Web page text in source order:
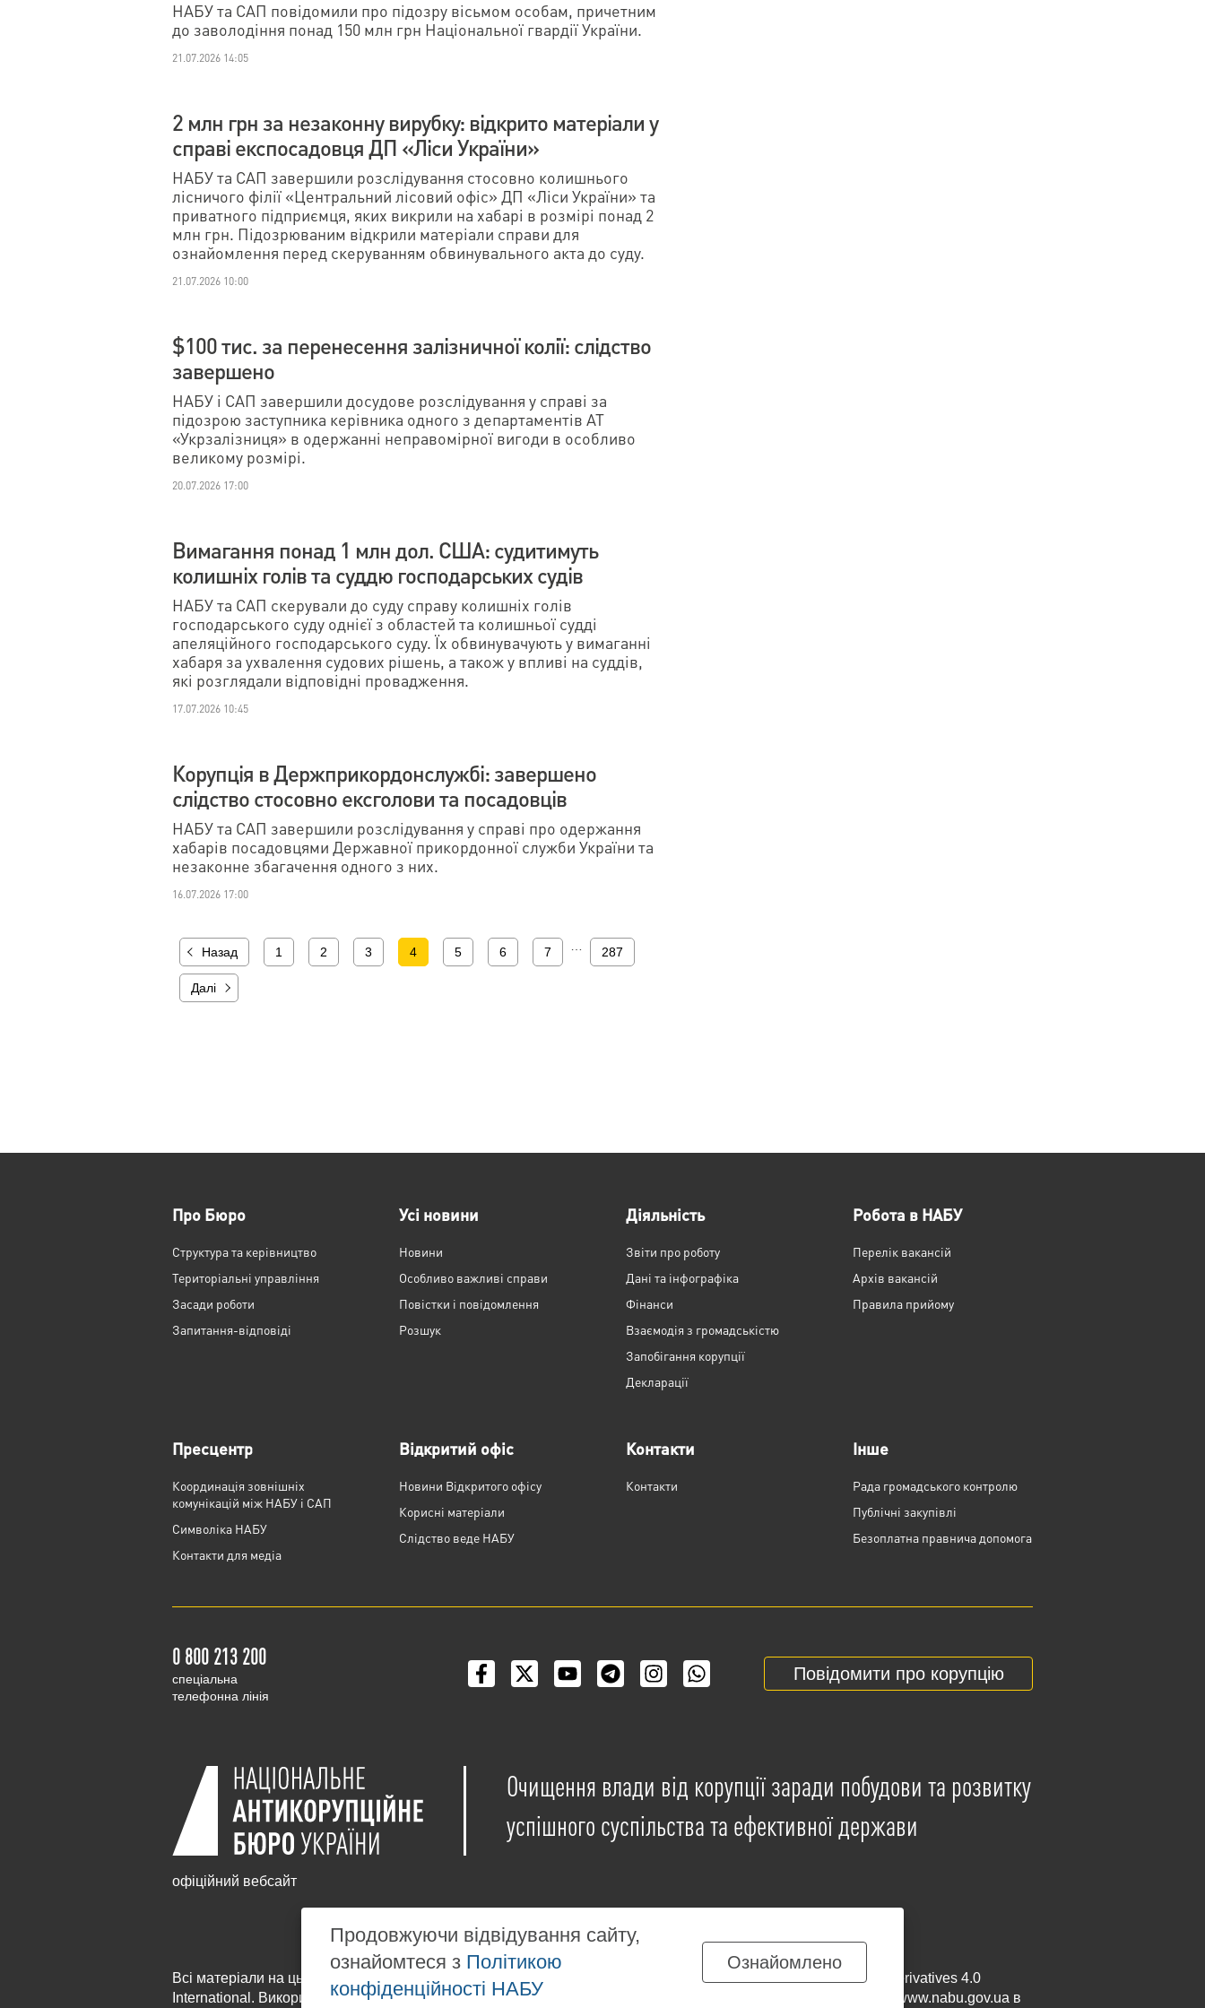
НАБУ та САП повідомили про підозру вісьмом особам, причетним
до заволодіння понад 150 млн грн Національної гвардії України.
21.07.2026 14:05
2 млн грн за незаконну вирубку: відкрито матеріали у
справі експосадовця ДП «Ліси України»
НАБУ та САП завершили розслідування стосовно колишнього
лісничого філії «Центральний лісовий офіс» ДП «Ліси України» та
приватного підприємця, яких викрили на хабарі в розмірі понад 2
млн грн. Підозрюваним відкрили матеріали справи для
ознайомлення перед скеруванням обвинувального акта до суду.
21.07.2026 10:00
$100 тис. за перенесення залізничної колії: слідство
завершено
НАБУ і САП завершили досудове розслідування у справі за
підозрою заступника керівника одного з департаментів АТ
«Укрзалізниця» в одержанні неправомірної вигоди в особливо
великому розмірі.
20.07.2026 17:00
Вимагання понад 1 млн дол. США: судитимуть
колишніх голів та суддю господарських судів
НАБУ та САП скерували до суду справу колишніх голів
господарського суду однієї з областей та колишньої судді
апеляційного господарського суду. Їх обвинувачують у вимаганні
хабаря за ухвалення судових рішень, а також у впливі на суддів,
які розглядали відповідні провадження.
17.07.2026 10:45
Корупція в Держприкордонслужбі: завершено
слідство стосовно ексголови та посадовців
НАБУ та САП завершили розслідування у справі про одержання
хабарів посадовцями Державної прикордонної служби України та
незаконне збагачення одного з них.
16.07.2026 17:00
Назад 1 2 3 4 5 6 7 287
Далі
Про Бюро
Структура та керівництво
Територіальні управління
Засади роботи
Запитання-відповіді
Усі новини
Новини
Особливо важливі справи
Повістки і повідомлення
Розшук
Діяльність
Звіти про роботу
Дані та інфографіка
Фінанси
Взаємодія з громадськістю
Запобігання корупції
Декларації
Робота в НАБУ
Перелік вакансій
Архів вакансій
Правила прийому
Пресцентр
Координація зовнішніх
комунікацій між НАБУ і САП
Cимволіка НАБУ
Контакти для медіа
Відкритий офіс
Новини Відкритого офісу
Корисні матеріали
Слідство веде НАБУ
Контакти
Контакти
Інше
Рада громадського контролю
Публічні закупівлі
Безоплатна правнича допомога
0 800 213 200
cпеціальна
телефонна лінія
Повідомити про корупцію
офіційний вебсайт
Очищення влади від корупції заради побудови та розвитку
успішного суспільства та ефективної держави
Всі матеріали на цьому сайті розміщені на умовах ліцензії
Creative Commons Attribution-NonCommercial-NoDerivatives 4.0
International . Використання будь-яких матеріалів, розміщених на сайті, дозволяється за умови посилання на www.nabu.gov.ua в
Продовжуючи відвідування сайту,
ознайомтеся з Політикою
конфіденційності НАБУ
Ознайомлено